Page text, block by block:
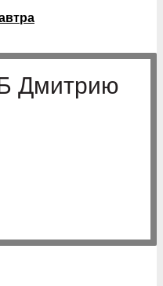
Дмитрию